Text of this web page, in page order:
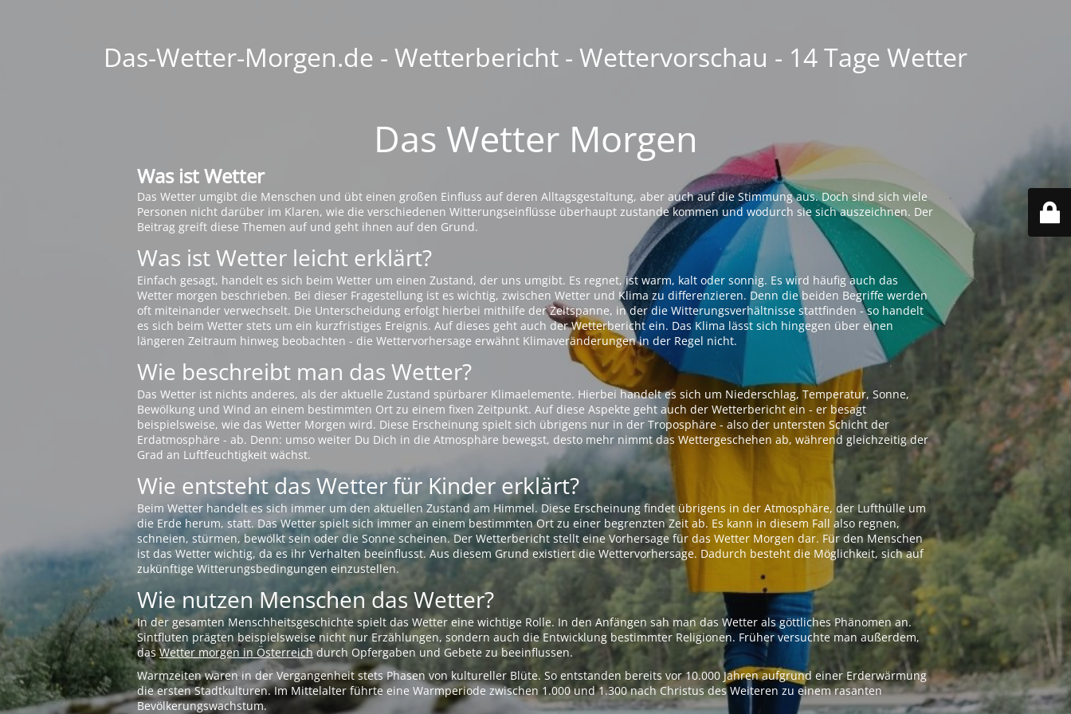
Das-Wetter-Morgen.de - Wetterbericht - Wettervorschau - 14 Tage Wetter
Das Wetter Morgen
Was ist Wetter
Das Wetter umgibt die Menschen und übt einen großen Einfluss auf deren Alltagsgestaltung, aber auch auf die Stimmung aus. Doch sind sich viele
Personen nicht darüber im Klaren, wie die verschiedenen Witterungseinflüsse überhaupt zustande kommen und wodurch sie sich auszeichnen. Der
Beitrag greift diese Themen auf und geht ihnen auf den Grund.
Was ist Wetter leicht erklärt?
Einfach gesagt, handelt es sich beim Wetter um einen Zustand, der uns umgibt. Es regnet, ist warm, kalt oder sonnig. Es wird häufig auch das
Wetter morgen beschrieben. Bei dieser Fragestellung ist es wichtig, zwischen Wetter und Klima zu differenzieren. Denn die beiden Begriffe werden
oft miteinander verwechselt. Die Unterscheidung erfolgt hierbei mithilfe der Zeitspanne, in der die Witterungsverhältnisse stattfinden - so handelt
es sich beim Wetter stets um ein kurzfristiges Ereignis. Auf dieses geht auch der Wetterbericht ein. Das Klima lässt sich hingegen über einen
längeren Zeitraum hinweg beobachten - die Wettervorhersage erwähnt Klimaveränderungen in der Regel nicht.
Wie beschreibt man das Wetter?
Das Wetter ist nichts anderes, als der aktuelle Zustand spürbarer Klimaelemente. Hierbei handelt es sich um Niederschlag, Temperatur, Sonne,
Bewölkung und Wind an einem bestimmten Ort zu einem fixen Zeitpunkt. Auf diese Aspekte geht auch der Wetterbericht ein - er besagt
beispielsweise, wie das Wetter Morgen wird. Diese Erscheinung spielt sich übrigens nur in der Troposphäre - also der untersten Schicht der
Erdatmosphäre - ab. Denn: umso weiter Du Dich in die Atmosphäre bewegst, desto mehr nimmt das Wettergeschehen ab, während gleichzeitig der
Grad an Luftfeuchtigkeit wächst.
Wie entsteht das Wetter für Kinder erklärt?
Beim Wetter handelt es sich immer um den aktuellen Zustand am Himmel. Diese Erscheinung findet übrigens in der Atmosphäre, der Lufthülle um
die Erde herum, statt. Das Wetter spielt sich immer an einem bestimmten Ort zu einer begrenzten Zeit ab. Es kann in diesem Fall also regnen,
schneien, stürmen, bewölkt sein oder die Sonne scheinen. Der Wetterbericht stellt eine Vorhersage für das Wetter Morgen dar. Für den Menschen
ist das Wetter wichtig, da es ihr Verhalten beeinflusst. Aus diesem Grund existiert die Wettervorhersage. Dadurch besteht die Möglichkeit, sich auf
zukünftige Witterungsbedingungen einzustellen.
Wie nutzen Menschen das Wetter?
In der gesamten Menschheitsgeschichte spielt das Wetter eine wichtige Rolle. In den Anfängen sah man das Wetter als göttliches Phänomen an.
Sintfluten prägten beispielsweise nicht nur Erzählungen, sondern auch die Entwicklung bestimmter Religionen. Früher versuchte man außerdem,
dasWetter morgen in Österreichdurch Opfergaben und Gebete zu beeinflussen.
Warmzeiten waren in der Vergangenheit stets Phasen von kultureller Blüte. So entstanden bereits vor 10.000 Jahren aufgrund einer Erderwärmung
die ersten Stadtkulturen. Im Mittelalter führte eine Warmperiode zwischen 1.000 und 1.300 nach Christus des Weiteren zu einem rasanten
Bevölkerungswachstum.